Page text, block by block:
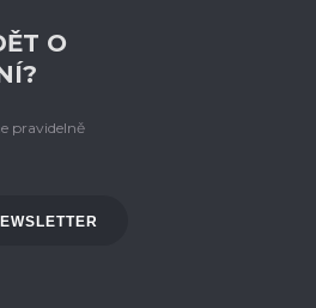
O
pravidelně